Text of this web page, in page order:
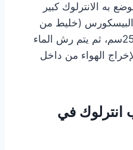
به الانترلوك كبير
(خليط من
الرمل والزلط) بارتفاع 25سم، ثم يتم رش الماء
الهواء من داخل
في